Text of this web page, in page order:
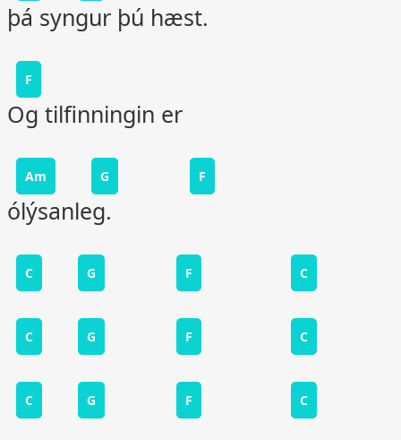
þá syngur þú hæst.
F
Og tilfinningin er
Am G F
ólýsanleg.
C G F C
C G F C
C G F C